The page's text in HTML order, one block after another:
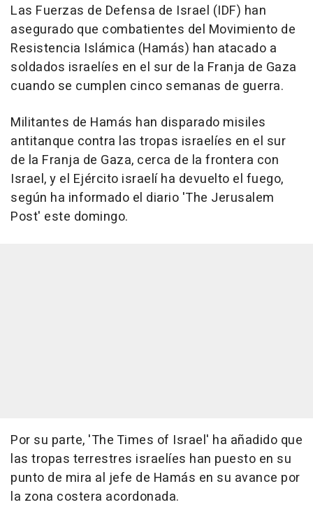
Las Fuerzas de Defensa de Israel (IDF) han
asegurado que combatientes del Movimiento de
Resistencia Islámica (Hamás) han atacado a
soldados israelíes en el sur de la Franja de Gaza
cuando se cumplen cinco semanas de guerra.
Militantes de Hamás han disparado misiles
antitanque contra las tropas israelíes en el sur
de la Franja de Gaza, cerca de la frontera con
Israel, y el Ejército israelí ha devuelto el fuego,
según ha informado el diario 'The Jerusalem
Post' este domingo.
Por su parte, 'The Times of Israel' ha añadido que
las tropas terrestres israelíes han puesto en su
punto de mira al jefe de Hamás en su avance por
la zona costera acordonada.